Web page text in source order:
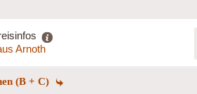
Arnoth
(B + C)